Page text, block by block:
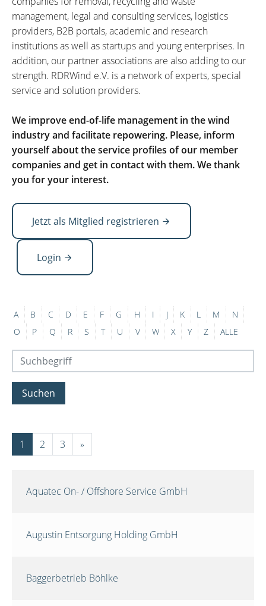
management, legal and consulting services, logistics
providers, B2B portals, academic and research
institutions as well as startups and young enterprises. In
addition, our partner associations are also adding to our
strength. RDRWind e.V. is a network of experts, special
service and solution providers.
We improve end-of-life management in the wind
industry and facilitate repowering. Please, inform
yourself about the service profiles of our member
companies and get in contact with them. We thank
you for your interest.
Jetzt als Mitglied registrieren
Login
A B C D E F G H I J K L M
N
O
P Q R S T U V W X Y Z ALLE
Suchen
1 2 3 »
Aquatec On- / Offshore Service GmbH
Augustin Entsorgung Holding GmbH
Baggerbetrieb Böhlke